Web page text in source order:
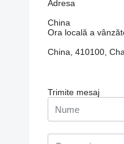
Adresa
China
Ora locală a
China, 410100,
Trimite mesaj